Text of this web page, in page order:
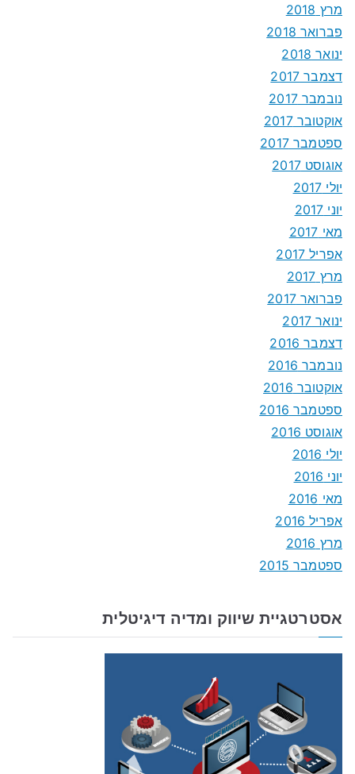
מרץ 2018
פברואר 2018
ינואר 2018
דצמבר 2017
נובמבר 2017
אוקטובר 2017
ספטמבר 2017
אוגוסט 2017
יולי 2017
יוני 2017
מאי 2017
אפריל 2017
מרץ 2017
פברואר 2017
ינואר 2017
דצמבר 2016
נובמבר 2016
אוקטובר 2016
ספטמבר 2016
אוגוסט 2016
יולי 2016
יוני 2016
מאי 2016
אפריל 2016
מרץ 2016
ספטמבר 2015
אסטרטגיית שיווק ומדיה דיגיטלית